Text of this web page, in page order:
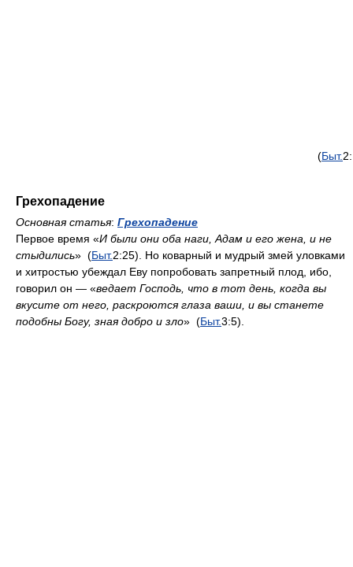
(Быт.
Грехопадение
Основная статья: Грехопадение
Первое время «И были они оба наги, Адам и его жена, и не
стыдились» (Быт.2:25). Но коварный и мудрый змей уловками
и хитростью убеждал Еву попробовать запретный плод, ибо,
говорил он — «ведает Господь, что в тот день, когда вы
вкусите от него, раскроются глаза ваши, и вы станете
подобны Богу, зная добро и зло» (Быт.3:5).